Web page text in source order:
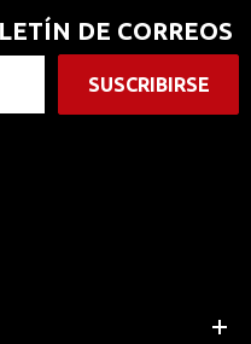
DE CORREOS
SUSCRIBIRSE